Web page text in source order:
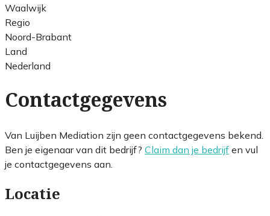
Waalwijk
Regio
Noord-Brabant
Land
Nederland
Contactgegevens
Van Luijben Mediation zijn geen contactgegevens bekend.
Ben je eigenaar van dit bedrijf? Claim dan je bedrijf en vul
je contactgegevens aan.
Locatie